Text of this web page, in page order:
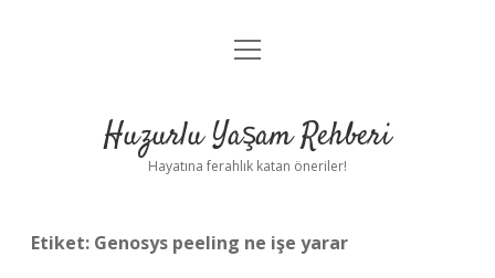
Anasayfa
Yasal Uyarı
menüyü
Huzurlu Yaşam Rehberi
Hayatına ferahlık katan öneriler!
Etiket: Genosys peeling ne işe yarar